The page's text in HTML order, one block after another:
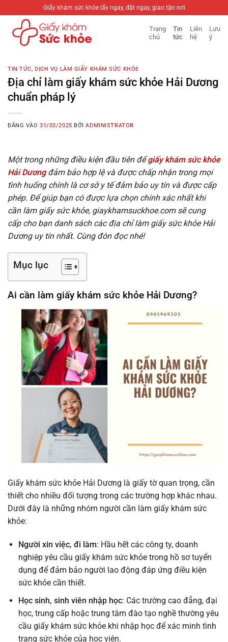
qua
Giấy khám sức khỏe lấy ngay, đặt ngay, giao tận nơi
Trang
chủ
Tin
tức
Liên
hệ
Lưu
ý
TIN TỨC,DỊCH VỤ LÀM GIẤY KHÁM SỨC KHỎE
Địa chỉ làm giấy khám sức khỏe Hải Dương
chuẩn pháp lý
ĐĂNG VÀO31/03/2025 BỞIADMINISTRATOR
Một trong những điều kiện đầu tiên đểgiấy khám sức khỏe
Hải Dươngđảm bảo hợp lệ và được chấp nhận trong mọi
tình huống chính là cơ sở y tế đảm bảo uy tín và được cấp
phép. Để giúp bạn có được lựa chọn chính xác nhất khi
cần làm giấy sức khỏe, giaykhamsuckhoe.com sẽ cung
cấp cho bạn danh sách các địa chỉ làm giấy sức khỏe Hải
Dương uy tín nhất. Cùng đón đọc nhé!
Mục lục
Ai cần làm giấy khám sức khỏe Hải Dương?
Giấy khám sức khỏe Hải Dương là giấy tờ quan trọng, cần
thiết cho nhiều đối tượng trong các trường hợp khác nhau.
Dưới đây là những nhóm người cần làm giấy khám sức
khỏe:
Người xin việc, đi làm: Hầu hết các công ty, doanh
nghiệp yêu cầu giấy khám sức khỏe trong hồ sơ tuyển
dụng để đảm bảo người lao động đáp ứng điều kiện
sức khỏe cần thiết.
Học sinh, sinh viên nhập học: Các trường cao đẳng, đại
học, trung cấp hoặc trung tâm đào tạo nghề thường yêu
cầu giấy khám sức khỏe khi nhập học để xác minh tình
trạng sức khỏe của học viên.